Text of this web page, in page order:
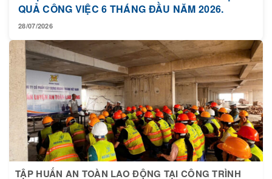
28/07/2026
TẬP HUẤN AN TOÀN LAO ĐỘNG TẠI CÔNG TRÌNH
24/07/2026